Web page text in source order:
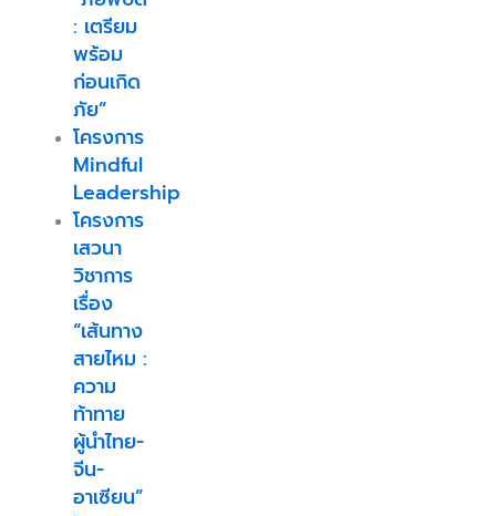
: เตรียม
พร้อม
ก่อนเกิด
ภัย”
โครงการ
Mindful
Leadership
โครงการ
เสวนา
วิชาการ
เรื่อง
“เส้นทาง
สายไหม :
ความ
ท้าทาย
ผู้นำไทย-
จีน-
อาเซียน”